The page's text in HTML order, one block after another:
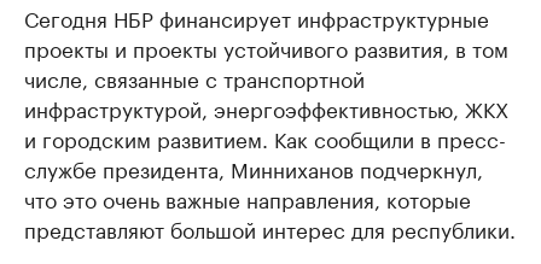
Сегодня НБР финансирует инфраструктурные
проекты и проекты устойчивого развития, в том
числе, связанные с транспортной
инфраструктурой, энергоэффективностью, ЖКХ
и городским развитием. Как сообщили в пресс-
службе президента, Минниханов подчеркнул,
что это очень важные направления, которые
представляют большой интерес для республики.